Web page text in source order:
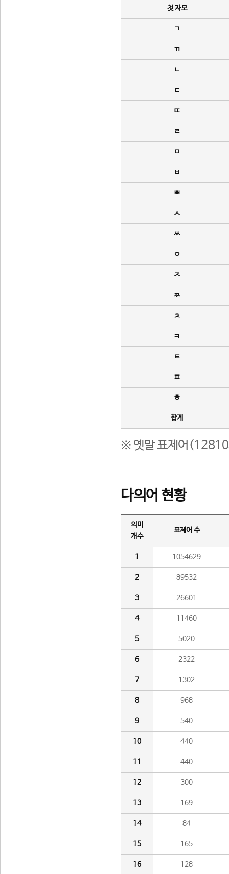
첫 자모
ㄱ
ㄲ
ㄴ
ㄷ
ㄸ
ㄹ
ㅁ
ㅂ
ㅃ
ㅅ
ㅆ
ㅇ
ㅈ
ㅉ
ㅊ
ㅋ
ㅌ
ㅍ
ㅎ
합계
※ 옛말 표제어(12810
다의어 현황
의미
개수
표제어 수
1 1054629
2 89532
3 26601
4 11460
5 5020
6 2322
7 1302
8 968
9 540
10 440
11 440
12 300
13 169
14 84
15 165
16 128